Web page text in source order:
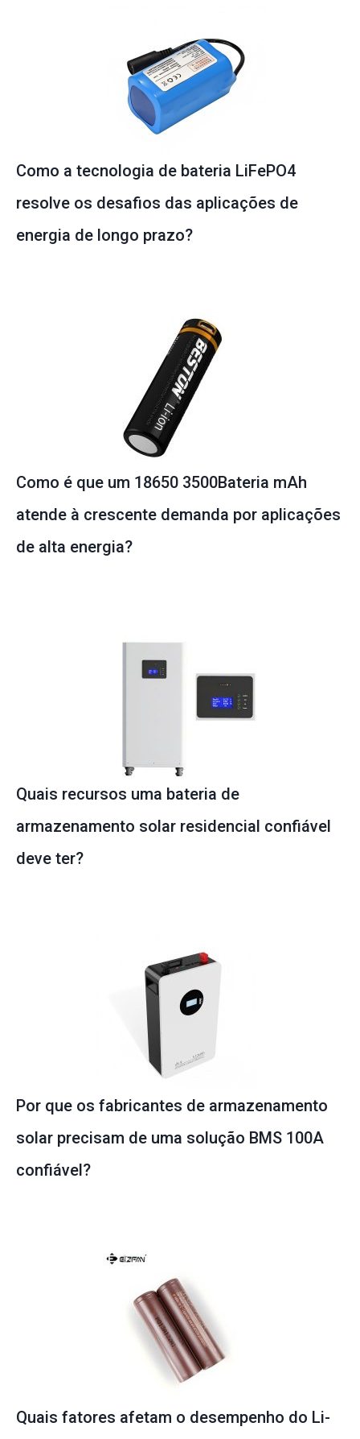
Como a tecnologia de bateria LiFePO4
resolve os desafios das aplicações de
energia de longo prazo?
Como é que um 18650 3500Bateria mAh
atende à crescente demanda por aplicações
de alta energia?
Quais recursos uma bateria de
armazenamento solar residencial confiável
deve ter?
Por que os fabricantes de armazenamento
solar precisam de uma solução BMS 100A
confiável?
Quais fatores afetam o desempenho do Li-